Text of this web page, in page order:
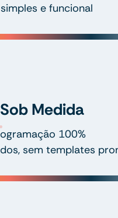
e funcional
Medida
100%
sem templates